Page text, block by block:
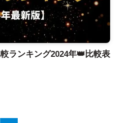
ランキング2024年👑比較表